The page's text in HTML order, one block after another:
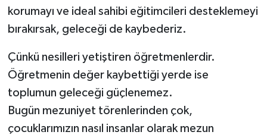
korumayı ve ideal sahibi eğitimcileri desteklemeyi
bırakırsak, geleceği de kaybederiz.
Çünkü nesilleri yetiştiren öğretmenlerdir.
Öğretmenin değer kaybettiği yerde ise
toplumun geleceği güçlenemez.
Bugün mezuniyet törenlerinden çok,
çocuklarımızın nasıl insanlar olarak mezun